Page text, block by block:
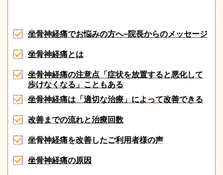
坐骨神経痛でお悩みの方へ−院長からのメッセージ
坐骨神経痛とは
坐骨神経痛の注意点「症状を放置すると悪化して
歩けなくなる」こともある
坐骨神経痛は「適切な治療」によって改善できる
改善までの流れと治療回数
坐骨神経痛を改善したご利用者様の声
坐骨神経痛の原因